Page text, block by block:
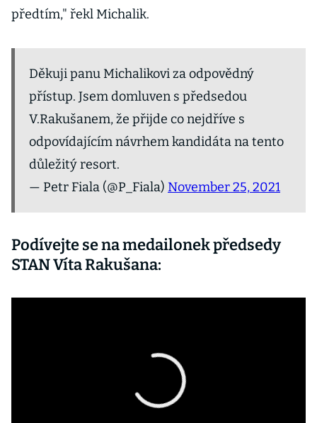
předtím," řekl Michalik.
Děkuji panu Michalikovi za odpovědný
přístup. Jsem domluven s předsedou
V.Rakušanem, že přijde co nejdříve s
odpovídajícím návrhem kandidáta na tento
důležitý resort.
— Petr Fiala (@P_Fiala) November 25, 2021
Podívejte se na medailonek předsedy
STAN Víta Rakušana: